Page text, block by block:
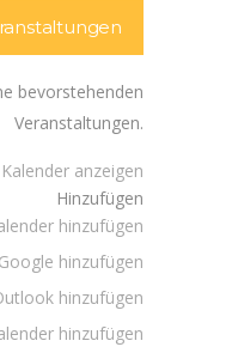
bevorstehenden
Veranstaltungen.
Kalender anzeigen
Hinzufügen
hinzufügen
hinzufügen
hinzufügen
hinzufügen